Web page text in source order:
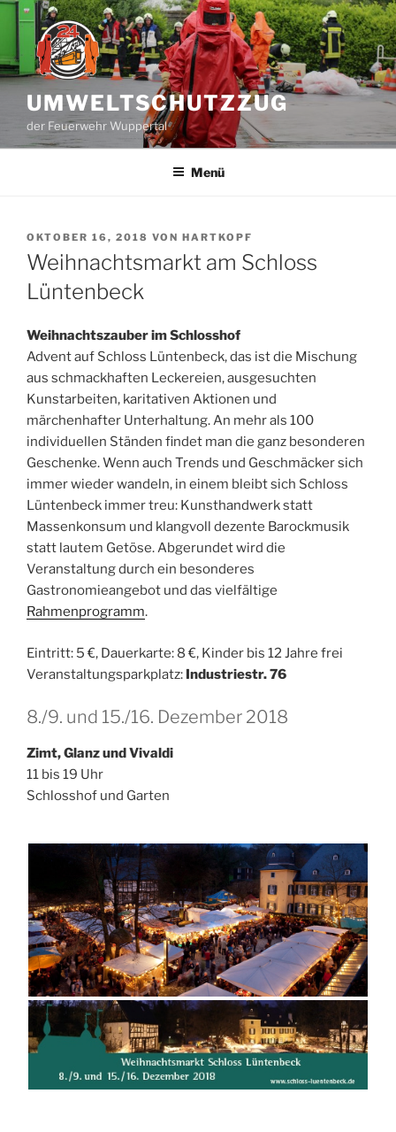
Zum
springen
UMWELTSCHUTZZUG
der Feuerwehr Wuppertal
Menü
VERÖFFENTLICHT
AM
OKTOBER 16, 2018 VON HARTKOPF
Weihnachtsmarkt am Schloss
Lüntenbeck
Weihnachtszauber im Schlosshof
Advent auf Schloss Lüntenbeck, das ist die Mischung
aus schmackhaften Leckereien, ausgesuchten
Kunstarbeiten, karitativen Aktionen und
märchenhafter Unterhaltung.An mehr als 100
individuellen Ständen findet man die ganz besonderen
Geschenke. Wenn auch Trends und Geschmäcker sich
immer wieder wandeln, in einem bleibt sich Schloss
Lüntenbeck immer treu: Kunsthandwerk statt
Massenkonsum und klangvoll dezente Barockmusik
statt lautem Getöse. Abgerundet wird die
Veranstaltung durch ein besonderes
Gastronomieangebot und das vielfältige
Rahmenprogramm.
Eintritt: 5 €, Dauerkarte: 8 €, Kinder bis 12 Jahre frei
Veranstaltungsparkplatz: Industriestr. 76
8./9. und 15./16. Dezember 2018
Zimt, Glanz und Vivaldi
11 bis 19 Uhr
Schlosshof und Garten